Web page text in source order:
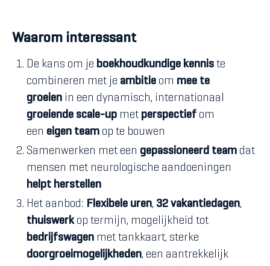
Waarom interessant
De kans om je boekhoudkundige kennis te
combineren met je ambitie om mee te
groeien in een dynamisch, internationaal
groeiende scale-up met perspectief om
een eigen team op te bouwen
Samenwerken met een gepassioneerd team dat
mensen met neurologische aandoeningen
helpt herstellen
Het aanbod: Flexibele uren, 32 vakantiedagen,
thuiswerkop termijn, mogelijkheid tot
bedrijfswagen met tankkaart, sterke
doorgroeimogelijkheden, een aantrekkelijk